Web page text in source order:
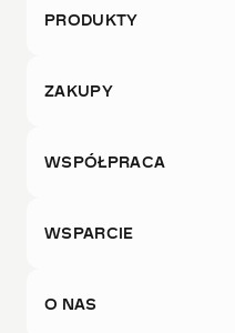
PRODUKTY
ZAKUPY
WSPÓŁPRACA
WSPARCIE
O NAS